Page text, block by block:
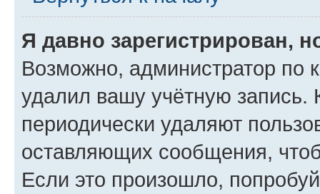
Я давно зарегистрирован,
Возможно, администратор по
удалил вашу учётную запись.
периодически удаляют
оставляющих сообщения,
Если это произошло,